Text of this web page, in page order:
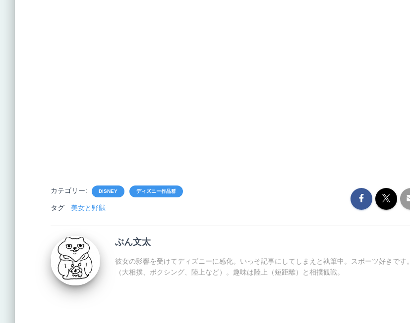
カテゴリー: DISNEY ディズニー作品群
タグ: 美女と野獣
ぶん文太
彼女の影響を受けてディズニーに感化。いっそ記事にしてしまえと執筆中。スポーツ好きです。
（大相撲、ボクシング、陸上など）。趣味は陸上（短距離）と相撲観戦。